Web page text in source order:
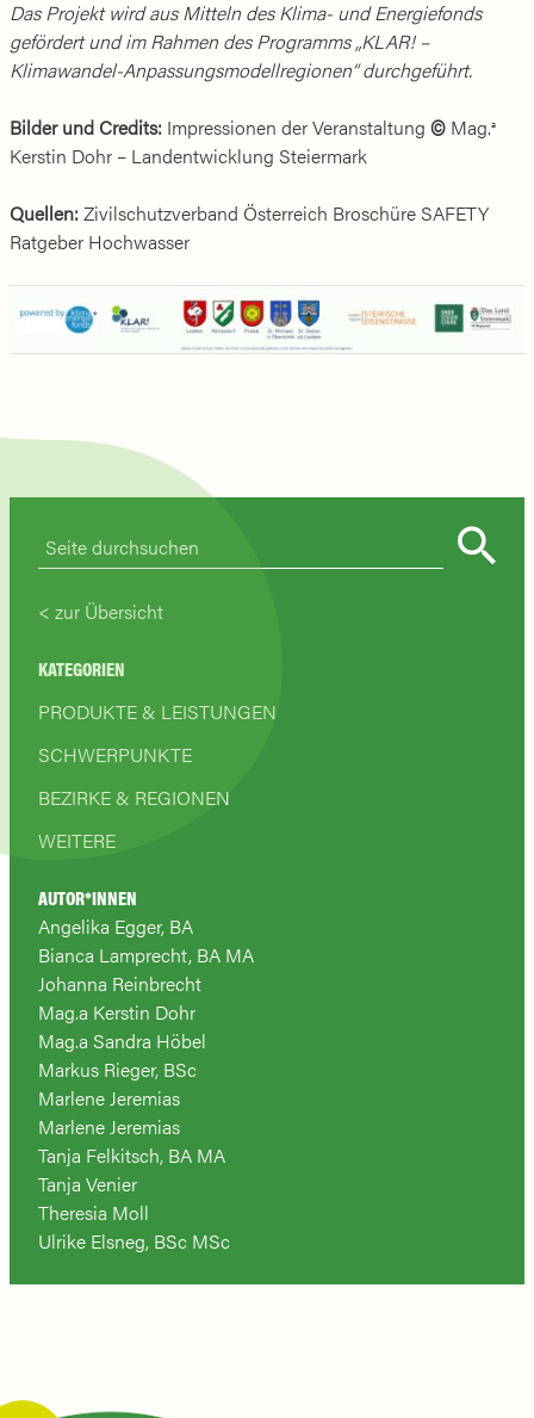
Das Projekt wird aus Mitteln des Klima- und Energiefonds
gefördert und im Rahmen des Programms „KLAR! –
Klimawandel-Anpassungsmodellregionen“ durchgeführt.
Bilder und Credits: Impressionen der Veranstaltung © Mag.a
Kerstin Dohr – Landentwicklung Steiermark
Quellen: Zivilschutzverband Österreich Broschüre SAFETY
Ratgeber Hochwasser
zur Übersicht
KATEGORIEN
PRODUKTE & LEISTUNGEN
SCHWERPUNKTE
BEZIRKE & REGIONEN
WEITERE
AUTOR*INNEN
Angelika Egger, BA
Bianca Lamprecht, BA MA
Johanna Reinbrecht
Mag.a Kerstin Dohr
Mag.a Sandra Höbel
Markus Rieger, BSc
Marlene Jeremias
Marlene Jeremias
Tanja Felkitsch, BA MA
Tanja Venier
Theresia Moll
Ulrike Elsneg, BSc MSc